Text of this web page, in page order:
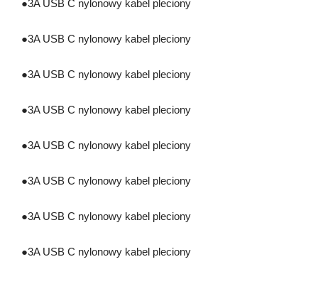
●3A USB C nylonowy kabel pleciony
●3A USB C nylonowy kabel pleciony
●3A USB C nylonowy kabel pleciony
●3A USB C nylonowy kabel pleciony
●3A USB C nylonowy kabel pleciony
●3A USB C nylonowy kabel pleciony
●3A USB C nylonowy kabel pleciony
●3A USB C nylonowy kabel pleciony